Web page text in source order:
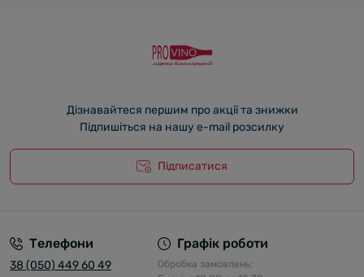
Дізнавайтеся першим про акції та знижки
Підпишіться на нашу e-mail розсилку
Підписатися
Телефони
38 (050) 449 60 49
Графік роботи
Обробка замовлень: